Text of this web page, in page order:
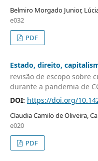
Belmiro Morgado Junior,
e032
PDF
Estado, direito,
revisão de escopo sobre
durante a pandemia de
DOI: https://doi.org/
Claudia Camilo de Oliveira,
e020
PDF